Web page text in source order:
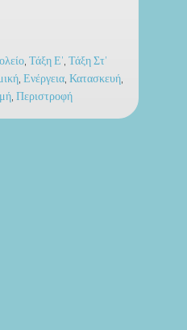
, Τάξη Ε', Τάξη Στ'
, Ενέργεια, Κατασκευή,
, Περιστροφή